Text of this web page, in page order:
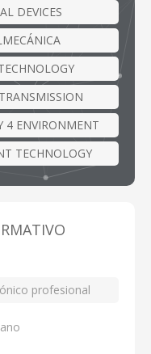
DEVICES
4 ENVIRONMENT
TECHNOLOGY